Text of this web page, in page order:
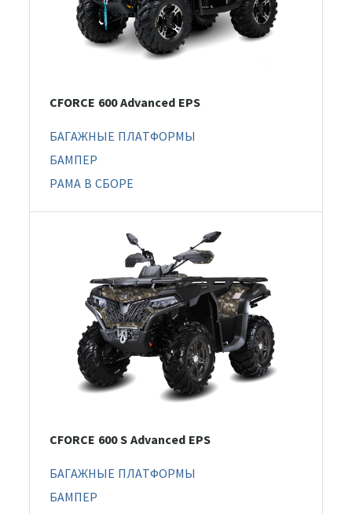
CFORCE 600 Advanced EPS
БАГАЖНЫЕ ПЛАТФОРМЫ
БАМПЕР
РАМА В СБОРЕ
CFORCE 600 S Advanced EPS
БАГАЖНЫЕ ПЛАТФОРМЫ
БАМПЕР